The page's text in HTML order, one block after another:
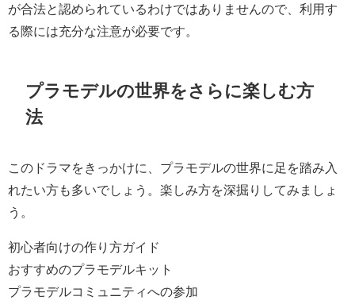
が合法と認められているわけではありませんので、利用す
る際には充分な注意が必要です。
プラモデルの世界をさらに楽しむ方
法
このドラマをきっかけに、プラモデルの世界に足を踏み入
れたい方も多いでしょう。楽しみ方を深掘りしてみましょ
う。
初心者向けの作り方ガイド
おすすめのプラモデルキット
プラモデルコミュニティへの参加